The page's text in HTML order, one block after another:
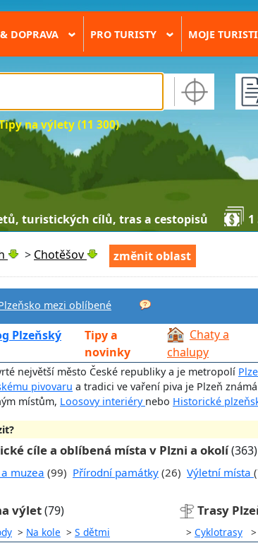
DOPRAVA › PRO TURISTY › MOJE
na výlety (11 300)
turistických cílů, tras a cestopisů
> Chotěšov změnit oblast
mezi oblíbené
Plzeňský
Tipy a
novinky
Chaty a
chalupy
největší město České republiky a je metropolí
pivovaru a tradici ve vaření piva je Plzeň
místům, Loosovy interiéry nebo Historické
cíle a oblíbená místa v Plzni a okolí(363)
muzea (99) Přírodní památky (26) Výletní místa
výlet(79) Trasy
> Na kole > S dětmi > Cyklotrasy >